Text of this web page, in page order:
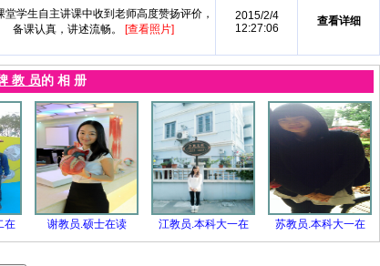
堂学生自主讲课中收到老师高度赞扬评价，
备课认真，讲述流畅。
[查看照片]
2015/2/4
12:27:06
查看详细
教 员的 相 册
在 谢教员.硕士在读 江教员.本科大一在 苏教员.本科大一在